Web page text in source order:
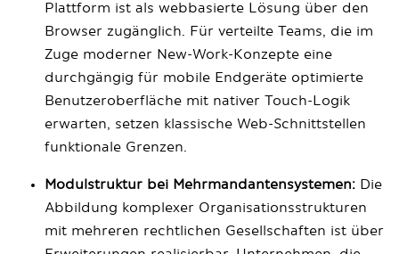
Plattform ist als webbasierte Lösung über den
Browser zugänglich. Für verteilte Teams, die im
Zuge moderner New-Work-Konzepte eine
durchgängig für mobile Endgeräte optimierte
Benutzeroberfläche mit nativer Touch-Logik
erwarten, setzen klassische Web-Schnittstellen
funktionale Grenzen.
Modulstruktur bei Mehrmandantensystemen: Die
Abbildung komplexer Organisationsstrukturen
mit mehreren rechtlichen Gesellschaften ist über